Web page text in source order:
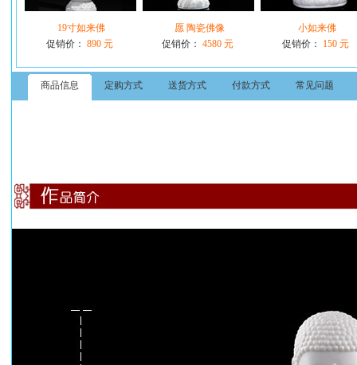
19寸如来佛
促销价： 890 元
愿 陶瓷佛像
促销价： 4580 元
小如来佛
促销价：
150 元
商品信息 定购方式 送货方式 付款方式 常见问题